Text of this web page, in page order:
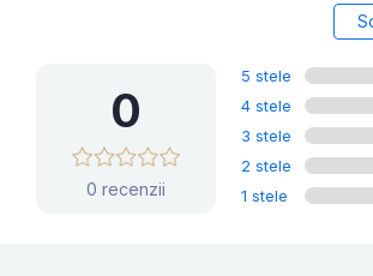
0
0 recenzii
5 stele
4 stele
3 stele
2 stele
1 stele